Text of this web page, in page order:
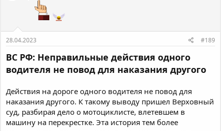
28.04.2023 #189
ВС РФ: Неправильные действия одного
водителя не повод для наказания другого
Действия на дороге одного водителя не повод для
наказания другого. К такому выводу пришел Верховный
суд, разбирая дело о мотоциклисте, влетевшем в
машину на перекрестке. Эта история тем более